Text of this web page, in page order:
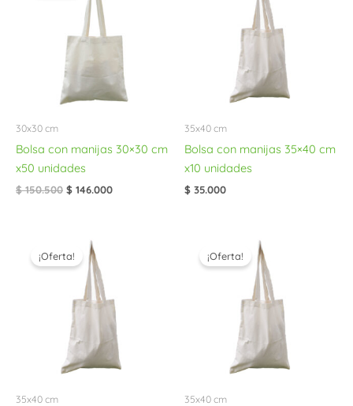
30x30 cm
Bolsa con manijas 30×30 cm
x50 unidades
$150.500
$ 150.500.
$ 146.000
35x40 cm
Bolsa con manijas 35×40 cm
x10 unidades
$ 35.000
¡Oferta!
35x40 cm
precio
original
$ 68.000.
es:
$ 66.000.
¡Oferta!
35x40 cm
precio
original
$ 160.000.